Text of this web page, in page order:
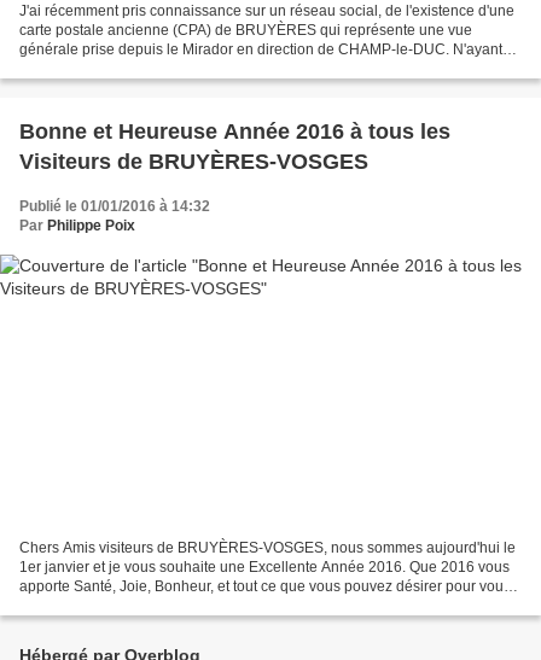
J'ai récemment pris connaissance sur un réseau social, de l'existence d'une
carte postale ancienne (CPA) de BRUYÈRES qui représente une vue
générale prise depuis le Mirador en direction de CHAMP-le-DUC. N'ayant
Bonne et Heureuse Année 2016 à tous les
Visiteurs de BRUYÈRES-VOSGES
Publié le 01/01/2016 à 14:32
Par Philippe Poix
Chers Amis visiteurs de BRUYÈRES-VOSGES, nous sommes aujourd'hui le
1er janvier et je vous souhaite une Excellente Année 2016. Que 2016 vous
apporte Santé, Joie, Bonheur, et tout ce que vous pouvez désirer pour vous
Hébergé par Overblog